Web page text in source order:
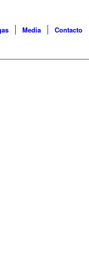
Media Contacto